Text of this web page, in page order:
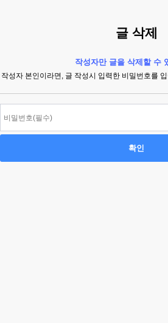
글 삭제
작성자만 글을 삭제할 수
작성자 본인이라면, 글 작성시 입력한 비밀번호를